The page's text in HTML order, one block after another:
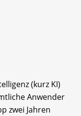
(kurz KI)
Anwender
zwei Jahren